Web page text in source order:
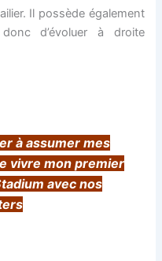
Il possède également
donc d’évoluer à droite
à assumer mes
vivre mon premier
avec nos